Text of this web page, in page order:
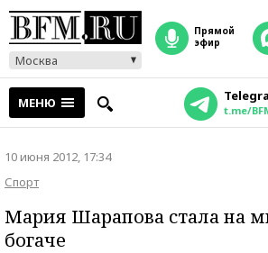
Москва
прямой
эфир
МЕНЮ t.me/
10 июня 2012, 17:34
Спорт
Мария Шарапова стала на
богаче